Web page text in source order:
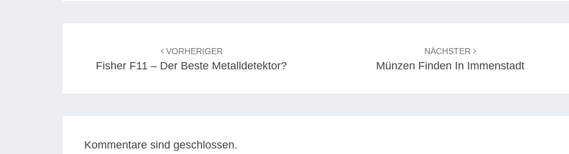
VORHERIGER
Fisher F11 – Der Beste Metalldetektor?
NÄCHSTER
Münzen Finden In Immenstadt
Kommentare sind geschlossen.